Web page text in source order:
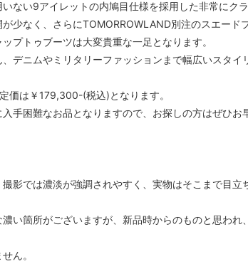
ない9アイレットの内鳩目仕様を採用した非常にク
少なく、さらにTOMORROWLAND別注のスエード
プトゥブーツは大変貴重な一足となります。
デニムやミリタリーファッションまで幅広いスタイ
価は￥179,300-(税込)となります。
手困難なお品となりますので、お探しの方はぜひお
影では濃淡が強調されやすく、実物はそこまで目立
い箇所がございますが、新品時からのものと思われ
ん。